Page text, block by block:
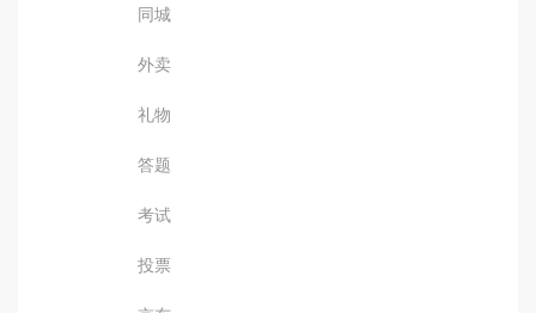
同城
外卖
礼物
答题
考试
投票